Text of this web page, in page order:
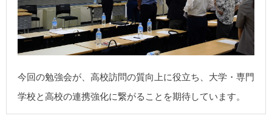
今回の勉強会が、高校訪問の質向上に役立ち、大学・専門
学校と高校の連携強化に繋がることを期待しています。